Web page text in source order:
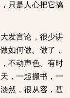
只是人心把它搞
发言论，很少讲
如何做。做了，
不动声色。有时
，一起搬书，一
然，很从容，甚